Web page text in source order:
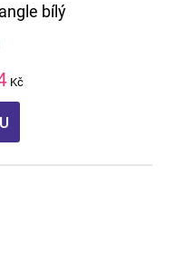
bílý
Kč